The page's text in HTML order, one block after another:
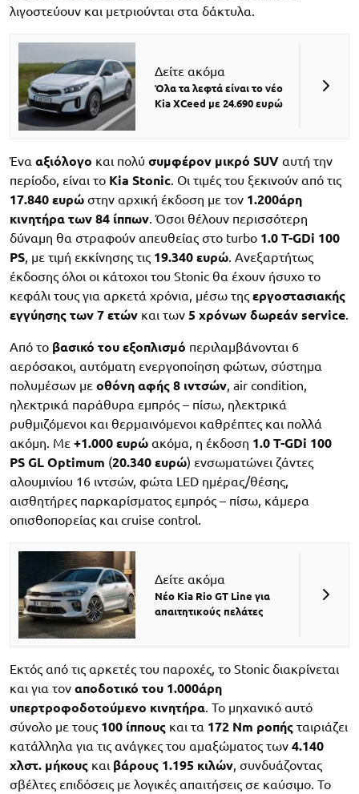
λιγοστεύουν και μετριούνται στα δάκτυλα.
Δείτε ακόμα
Όλα τα λεφτά είναι το νέο
Kia XCeed με 24.690 ευρώ
Ένα αξιόλογο και πολύ συμφέρον μικρό SUV αυτή την
περίοδο, είναι το Kia Stonic . Οι τιμές του ξεκινούν από τις
17.840 ευρώ στην αρχική έκδοση με τον 1.200άρη
κινητήρα των 84 ίππων . Όσοι θέλουν περισσότερη
δύναμη θα στραφούν απευθείας στο turbo 1.0 T-GDi 100
PS , με τιμή εκκίνησης τις 19.340 ευρώ . Ανεξαρτήτως
έκδοσης όλοι οι κάτοχοι του Stonic θα έχουν ήσυχο το
κεφάλι τους για αρκετά χρόνια, μέσω της εργοστασιακής
εγγύησης των 7 ετών και των 5 χρόνων δωρεάν service
Από το βασικό του εξοπλισμό περιλαμβάνονται 6
αερόσακοι, αυτόματη ενεργοποίηση φώτων, σύστημα
πολυμέσων με οθόνη αφής 8 ιντσών , air condition,
ηλεκτρικά παράθυρα εμπρός – πίσω, ηλεκτρικά
ρυθμιζόμενοι και θερμαινόμενοι καθρέπτες και πολλά
ακόμη. Με +1.000 ευρώ ακόμα, η έκδοση 1.0 T-GDi 100
PS GL Optimum (20.340 ευρώ) ενσωματώνει ζάντες
αλουμινίου 16 ιντσών, φώτα LED ημέρας/θέσης,
αισθητήρες παρκαρίσματος εμπρός – πίσω, κάμερα
οπισθοπορείας και cruise control.
Δείτε ακόμα
Νέο Kia Rio GT Line για
απαιτητικούς πελάτες
Εκτός από τις αρκετές του παροχές, το Stonic διακρίνεται
και για τον αποδοτικό του 1.000άρη
υπερτροφοδοτούμενο κινητήρα. Το μηχανικό αυτό
σύνολο με τους 100 ίππους και τα 172 Nm ροπής ταιριάζει
κατάλληλα για τις ανάγκες του αμαξώματος των 4.140
χλστ. μήκους και βάρους 1.195 κιλών, συνδυάζοντας
σβέλτες επιδόσεις με λογικές απαιτήσεις σε καύσιμο. Το